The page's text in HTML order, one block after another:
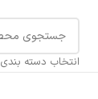
انتخاب دسته بندی